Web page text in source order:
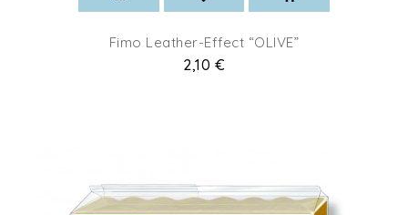
Fimo Leather-Effect “OLIVE”
Prix
2,10 €